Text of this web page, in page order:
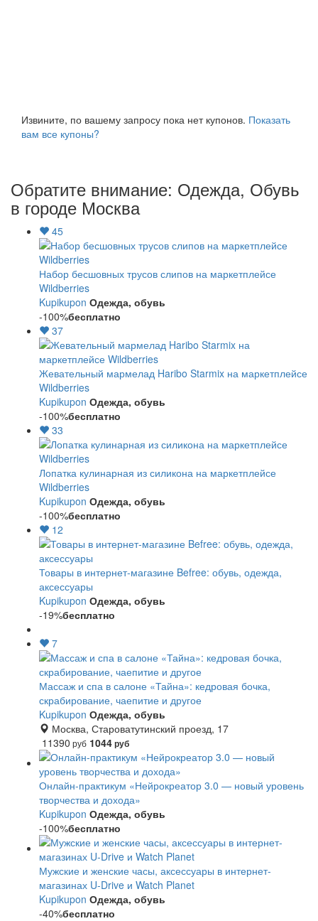
Извините, по вашему запросу пока нет купонов. Показать
вам все купоны?
Обратите внимание: Одежда, Обувь
в городе Москва
45
Набор бесшовных трусов слипов на маркетплейсе
Wildberries
Kupikupon Одежда, обувь
-100%бесплатно
37
Жевательный мармелад Haribo Starmix на маркетплейсе
Wildberries
Kupikupon Одежда, обувь
-100%бесплатно
33
Лопатка кулинарная из силикона на маркетплейсе
Wildberries
Kupikupon Одежда, обувь
-100%бесплатно
12
Товары в интернет-магазине Befree: обувь, одежда,
аксессуары
Kupikupon Одежда, обувь
-19%бесплатно
7
Массаж и спа в салоне «Тайна»: кедровая бочка,
скрабирование, чаепитие и другое
Kupikupon Одежда, обувь
Москва, Староватутинский проезд, 17
11390 руб 1044руб
Онлайн-практикум «Нейрокреатор 3.0 — новый уровень
творчества и дохода»
Kupikupon Одежда, обувь
-100%бесплатно
Мужские и женские часы, аксессуары в интернет-
магазинах U-Drive и Watch Planet
Kupikupon Одежда, обувь
-40%бесплатно